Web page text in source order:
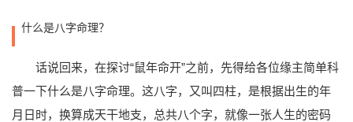
什么是八字命理？
话说回来，在探讨“鼠年命开”之前，先得给各位缘主简单科
普一下什么是八字命理。这八字，又叫四柱，是根据出生的年
月日时，换算成天干地支，总共八个字，就像一张人生的密码